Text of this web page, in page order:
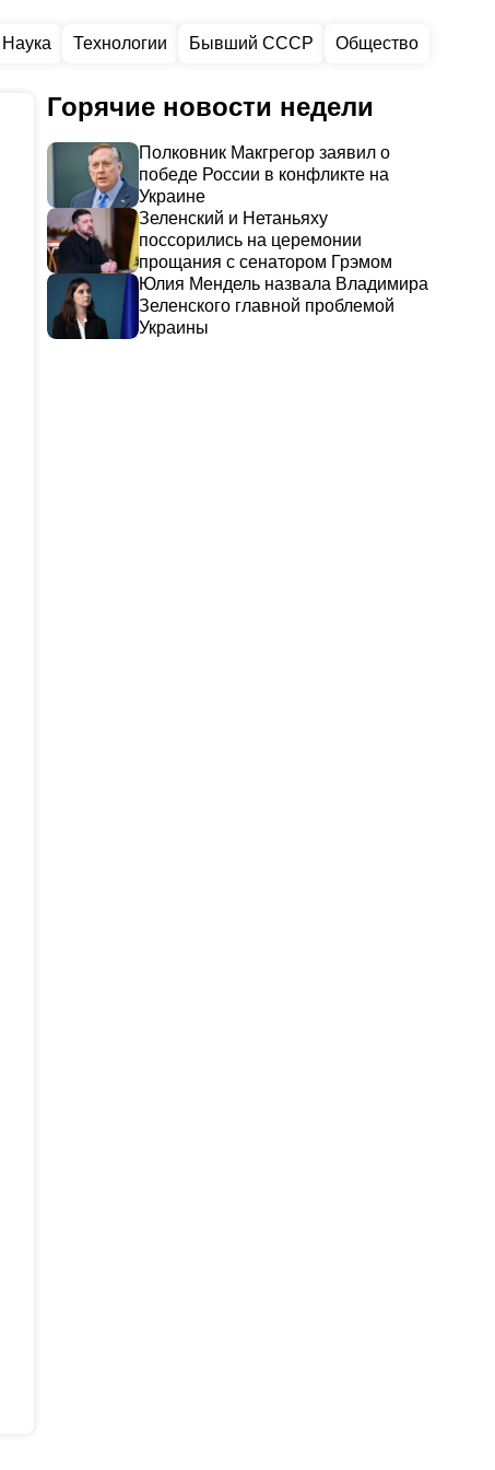
Наука Технологии Бывший СССР Общество
Горячие новости недели
Полковник Макгрегор заявил о
победе России в конфликте на
Украине
Зеленский и Нетаньяху
поссорились на церемонии
прощания с сенатором Грэмом
Юлия Мендель назвала Владимира
Зеленского главной проблемой
Украины